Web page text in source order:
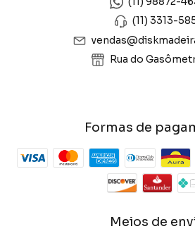
(11) 3313-
Rua do
Formas de
Meios de